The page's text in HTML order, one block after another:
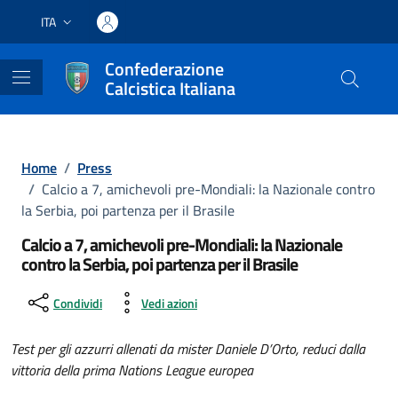
Lingua attiva:
ITA
Confederazione
Calcistica Italiana
Home / Press
/ Calcio a 7, amichevoli pre-Mondiali: la Nazionale contro
la Serbia, poi partenza per il Brasile
Calcio a 7, amichevoli pre-Mondiali: la Nazionale
contro la Serbia, poi partenza per il Brasile
Condividi Vedi azioni
Test per gli azzurri allenati da mister Daniele D’Orto, reduci dalla
vittoria della prima Nations League europea